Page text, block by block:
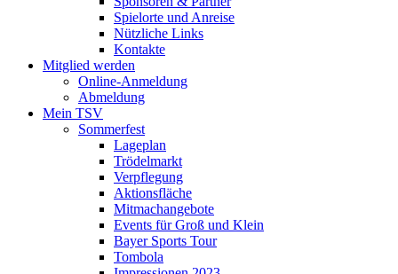
Spielorte und Anreise
Nützliche Links
Kontakte
Mitglied werden
Online-Anmeldung
Abmeldung
Mein TSV
Sommerfest
Lageplan
Trödelmarkt
Verpflegung
Aktionsfläche
Mitmachangebote
Events für Groß und Klein
Bayer Sports Tour
Tombola